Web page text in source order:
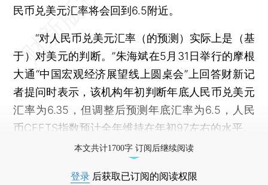
民币兑美元汇率将会回到6.5附近。
“对人民币兑美元汇率（的预测）实际上是（基
于）对美元的判断。”朱海斌在5月31日举行的摩根
大通“中国宏观经济展望线上圆桌会”上回答财新记
者提问时表示，该机构年初判断年底人民币兑美元
汇率为6.35，但调整后预测年底汇率为6.5，人民
币CFETS指数预计全年维持在年初97左右的水平。
本文共计1700字 订阅后继续阅读
登录 后获取已订阅的阅读权限